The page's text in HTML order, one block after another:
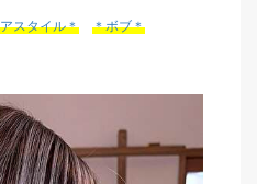
スタイル＊ ＊ボブ＊